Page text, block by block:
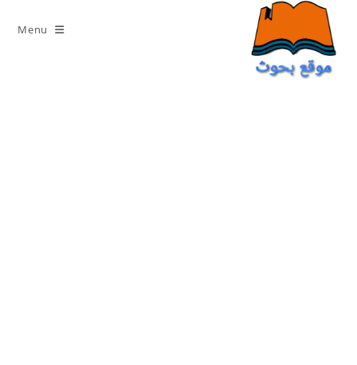
content
Menu